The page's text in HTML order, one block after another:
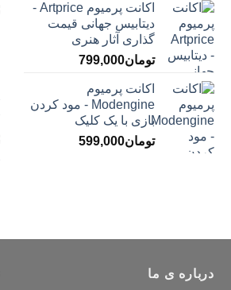
اکانت پرمیوم Artprice -
دیتابیس جهانی قیمت
‌گذاری آثار هنری
تومان799,000
اکانت پرمیوم
Modengine - مود کردن
بازی با یک کلیک
تومان599,000
درباره ی ما